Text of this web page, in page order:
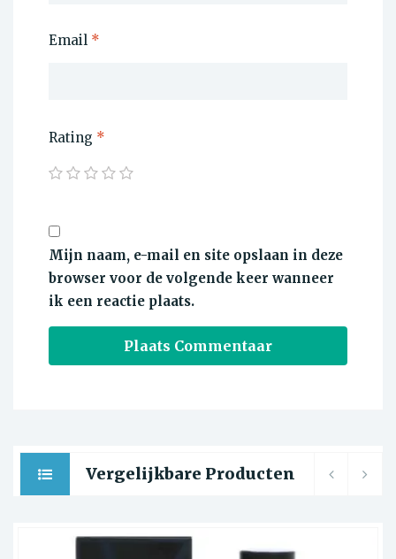
Email *
Rating *
Mijn naam, e-mail en site opslaan in deze
browser voor de volgende keer wanneer
ik een reactie plaats.
Vergelijkbare Producten